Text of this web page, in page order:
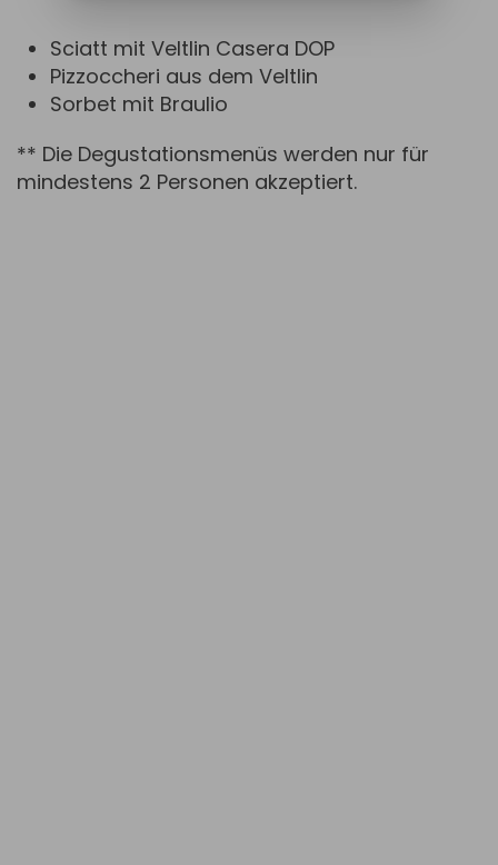
Sciatt mit Veltlin Casera DOP
Pizzoccheri aus dem Veltlin
Sorbet mit Braulio
** Die Degustationsmenüs werden nur für
mindestens 2 Personen akzeptiert.